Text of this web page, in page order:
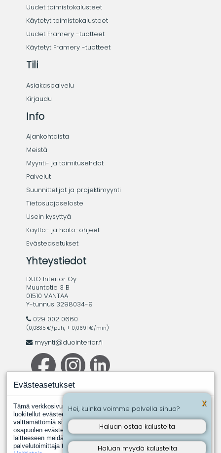
Uudet toimistokalusteet
Käytetyt toimistokalusteet
Uudet Framery -tuotteet
Käytetyt Framery -tuotteet
Tili
Asiakaspalvelu
Kirjaudu
Info
Ajankohtaista
Meistä
Myynti- ja toimitusehdot
Palvelut
Suunnittelijat ja projektimyynti
Tietosuojaseloste
Usein kysyttyä
Käyttö- ja hoito-ohjeet
Evästeasetukset
Yhteystiedot
DUO Interior Oy
Muuntotie 3 B
01510 VANTAA
Y-tunnus 3298034-9
029 002 0660
(0,0835 €/puh, + 0,0691 €/min)
myynti@duointerior.fi
X
Hei, kuinka voimme palvella sinua?
Haluan ostaa kalusteita
Haluan myydä kalusteita
Evästeasetukset
Tämä verkkosivusto käyttää evästeitä. Evästeistä välttämättömiksi
luokitellut evästeet tallennetaan selaimeesi, koska ne ovat
välttämättömiä sivuston perustoimintoja varten. Muut, kolmannen
osapuolen evästeet ovat evästeitä, joita joku toinen taho asentaa
laitteeseen meidän puolestamme. Näin tapahtuu silloin, kun jokin
palvelutoimittaja tuottaa meille esimerkiksi analyysipalveluita.